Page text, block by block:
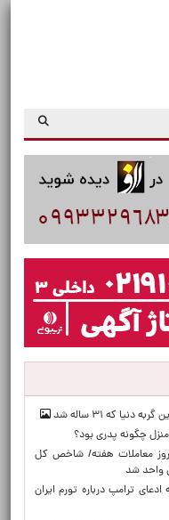
دنیا که ۳۱ ساله شد
چگونه پدری بود؟
معاملات هفته/ شاخص کل
ترامپ درباره تورم ایران